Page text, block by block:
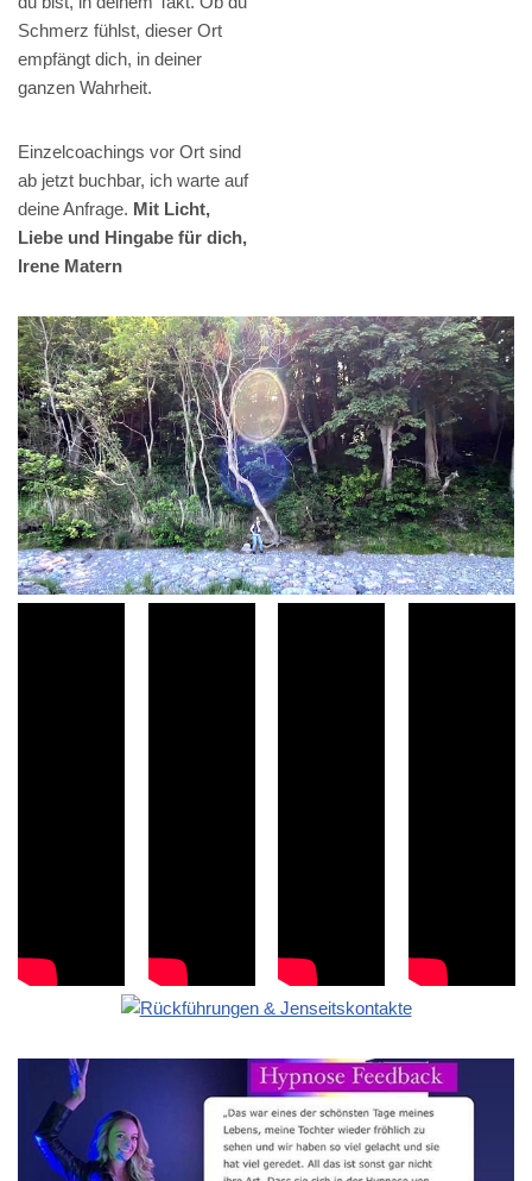
Schmerz fühlst, dieser Ort
empfängt dich, in deiner
ganzen Wahrheit.
Einzelcoachings vor Ort sind
ab jetzt buchbar, ich warte auf
deine Anfrage. Mit Licht,
Liebe und Hingabe für dich,
Irene Matern